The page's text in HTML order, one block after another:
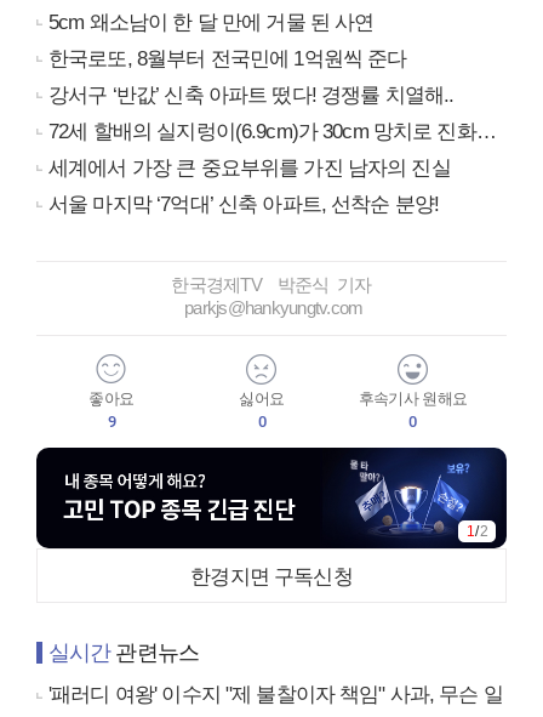
5cm 왜소남이 한 달 만에 거물 된 사연
한국로또, 8월부터 전국민에 1억원씩 준다
강서구 ‘반값’ 신축 아파트 떴다! 경쟁률 치열해..
72세 할배의 실지렁이(6.9cm)가 30cm 망치로 진화…
세계에서 가장 큰 중요부위를 가진 남자의 진실
서울 마지막 ‘7억대’ 신축 아파트, 선착순 분양!
한국경제TV 박준식 기자
parkjs@hankyungtv.com
좋아요
9
싫어요
0
후속기사 원해요
0
1/2
한경지면 구독신청
실시간관련뉴스
'패러디 여왕' 이수지 "제 불찰이자 책임" 사과, 무슨 일